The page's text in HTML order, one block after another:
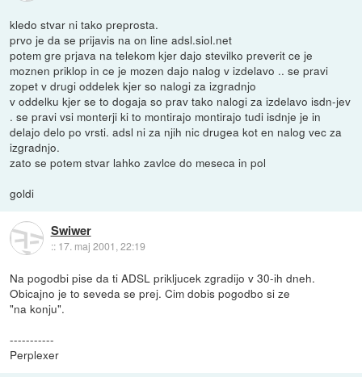
kledo stvar ni tako preprosta.
prvo je da se prijavis na on line adsl.siol.net
potem gre prjava na telekom kjer dajo stevilko preverit ce je
moznen priklop in ce je mozen dajo nalog v izdelavo .. se pravi
zopet v drugi oddelek kjer so nalogi za izgradnjo
v oddelku kjer se to dogaja so prav tako nalogi za izdelavo isdn-jev
. se pravi vsi monterji ki to montirajo montirajo tudi isdnje je in
delajo delo po vrsti. adsl ni za njih nic drugea kot en nalog vec za
izgradnjo.
zato se potem stvar lahko zavlce do meseca in pol
goldi
Swiwer
:: 17. maj 2001, 22:19
Na pogodbi pise da ti ADSL prikljucek zgradijo v 30-ih dneh.
Obicajno je to seveda se prej. Cim dobis pogodbo si ze
"na konju".
-----------
Perplexer